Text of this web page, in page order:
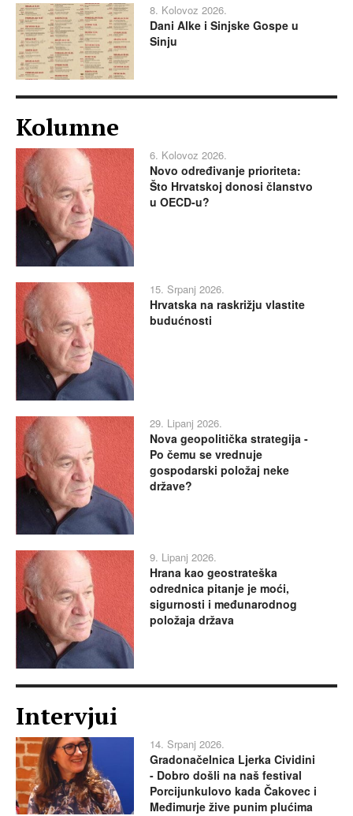
8. Kolovoz 2026.
Dani Alke i Sinjske Gospe u
Sinju
Kolumne
6. Kolovoz 2026.
Novo određivanje prioriteta:
Što Hrvatskoj donosi članstvo
u OECD-u?
15. Srpanj 2026.
Hrvatska na raskrižju vlastite
budućnosti
29. Lipanj 2026.
Nova geopolitička strategija -
Po čemu se vrednuje
gospodarski položaj neke
države?
9. Lipanj 2026.
Hrana kao geostrateška
odrednica pitanje je moći,
sigurnosti i međunarodnog
položaja država
Intervjui
14. Srpanj 2026.
Gradonačelnica Ljerka Cividini
- Dobro došli na naš festival
Porcijunkulovo kada Čakovec i
Međimurje žive punim plućima